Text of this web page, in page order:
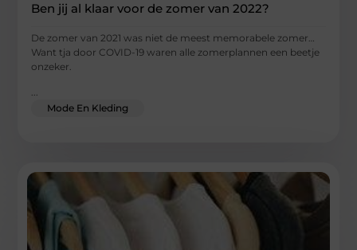
Ben jij al klaar voor de zomer van 2022?
De zomer van 2021 was niet de meest memorabele zomer…
Want tja door COVID-19 waren alle zomerplannen een beetje
onzeker.
...
Mode En Kleding